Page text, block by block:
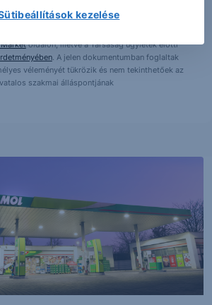
lehetséges. A jelen dokumentumban foglaltak
oldalon, illetve a Társaság ügyletek előtti
. A jelen dokumentumban foglaltak
véleményét tükrözik és nem tekinthetőek az
szakmai álláspontjának
kezelése